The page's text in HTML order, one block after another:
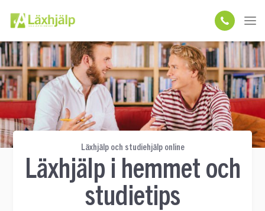
Läxhjälp och studiehjälp online
Läxhjälp i hemmet och
studietips